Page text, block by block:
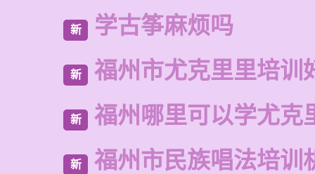
新 学古筝麻烦吗
新 福州市尤克里里培训
新 福州哪里可以学尤克
新 福州市民族唱法培训